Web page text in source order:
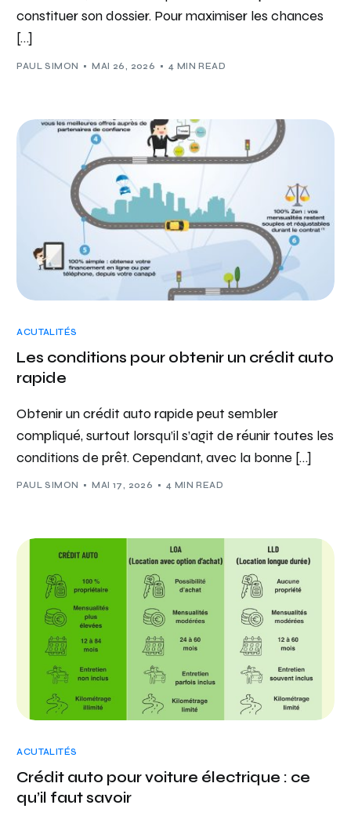
constituer son dossier. Pour maximiser les chances
[…]
PAUL SIMON MAI 26, 2026 4 MIN READ
ACUTALITÉS
Les conditions pour obtenir un crédit auto
rapide
Obtenir un crédit auto rapide peut sembler
compliqué, surtout lorsqu’il s’agit de réunir toutes les
conditions de prêt. Cependant, avec la bonne […]
PAUL SIMON MAI 17, 2026 4 MIN READ
ACUTALITÉS
Crédit auto pour voiture électrique : ce
qu’il faut savoir